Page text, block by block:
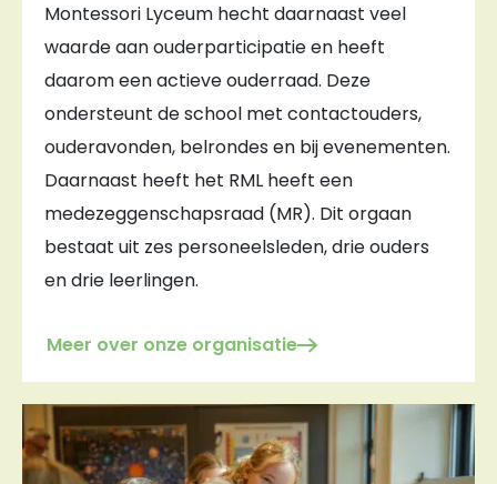
Montessori Lyceum hecht daarnaast veel
waarde aan ouderparticipatie en heeft
daarom een actieve ouderraad. Deze
ondersteunt de school met contactouders,
ouderavonden, belrondes en bij evenementen.
Daarnaast heeft het RML heeft een
medezeggenschapsraad (MR). Dit orgaan
bestaat uit zes personeelsleden, drie ouders
en drie leerlingen.
Meer over onze organisatie